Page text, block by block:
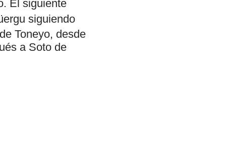
El siguiente
siguiendo
Toneyo, desde
a Soto de